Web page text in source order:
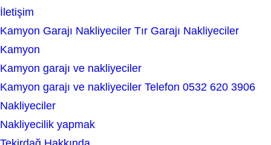
İletişim
Kamyon Garajı Nakliyeciler Tır Garajı Nakliyeciler
Kamyon
Kamyon garajı ve nakliyeciler
Kamyon garajı ve nakliyeciler Telefon 0532 620 3906
Nakliyeciler
Nakliyecilik yapmak